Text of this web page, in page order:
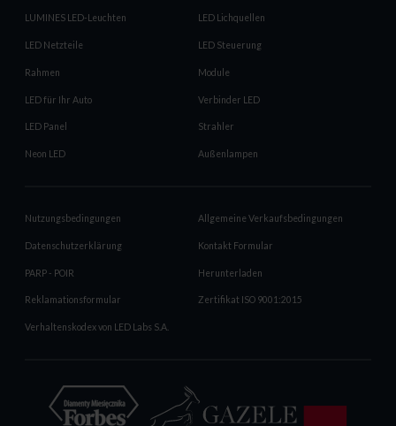
LUMINES LED-Leuchten LED Lichquellen
LED Netzteile LED Steuerung
Rahmen Module
LED für Ihr Auto Verbinder LED
LED Panel Strahler
Neon LED Außenlampen
Nutzungsbedingungen Allgemeine Verkaufsbedingungen
Datenschutzerklärung Kontakt Formular
PARP - POIR Herunterladen
Reklamationsformular Zertifikat ISO 9001:2015
Verhaltenskodex von LED Labs S.A.